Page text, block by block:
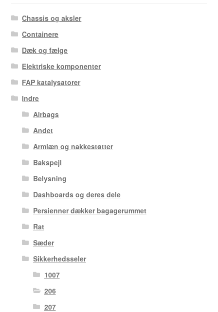
Chassis og aksler
Containere
Dæk og fælge
Elektriske komponenter
FAP katalysatorer
Indre
Airbags
Andet
Armlæn og nakkestøtter
Bakspejl
Belysning
Dashboards og deres dele
Persienner dækker bagagerummet
Rat
Sæder
Sikkerhedsseler
1007
206
207